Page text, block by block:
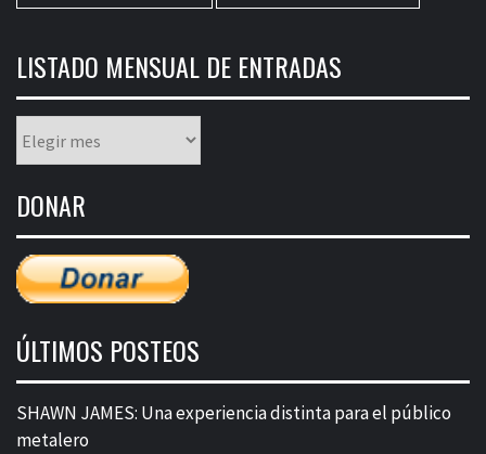
LISTADO MENSUAL DE ENTRADAS
mensual
entradas
DONAR
ÚLTIMOS POSTEOS
SHAWN JAMES: Una experiencia distinta para el público
metalero